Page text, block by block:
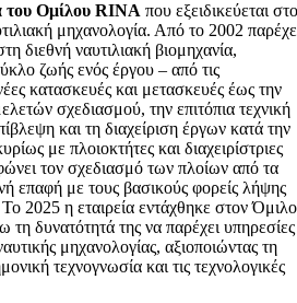
του Ομίλου RINA που εξειδικεύεται
μηχανολογία. Από το 2002
διεθνή ναυτιλιακή βιομηχανία,
ζωής ενός έργου – από τις
κατασκευές και μετασκευές έως την
σχεδιασμού, την επιτόπια τεχνική
και τη διαχείριση έργων κατά την
με πλοιοκτήτες και διαχειρίστριες
τον σχεδιασμό των πλοίων από τα
επαφή με τους βασικούς φορείς λήψης
2025 η εταιρεία εντάχθηκε στον Όμιλο
τη δυνατότητά της να παρέχει υπηρεσίες
μηχανολογίας, αξιοποιώντας τη
τεχνογνωσία και τις τεχνολογικές